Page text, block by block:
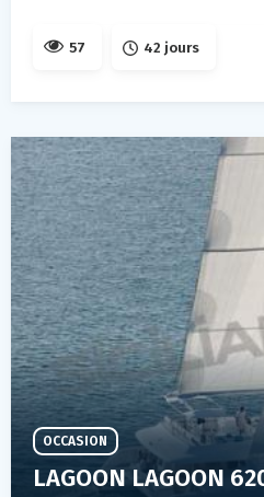
57 42 jours
LAGOON LAGOON
OCCASION